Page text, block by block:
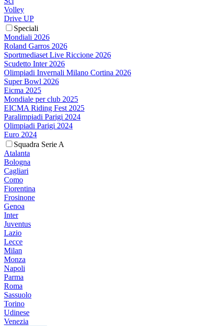
Volley
Drive UP
Speciali
Mondiali 2026
Roland Garros 2026
Sportmediaset Live Riccione 2026
Scudetto Inter 2026
Olimpiadi Invernali Milano Cortina 2026
Super Bowl 2026
Eicma 2025
Mondiale per club 2025
EICMA Riding Fest 2025
Paralimpiadi Parigi 2024
Olimpiadi Parigi 2024
Euro 2024
Squadra Serie A
Atalanta
Bologna
Cagliari
Como
Fiorentina
Frosinone
Genoa
Inter
Juventus
Lazio
Lecce
Milan
Monza
Napoli
Parma
Roma
Sassuolo
Torino
Udinese
Venezia